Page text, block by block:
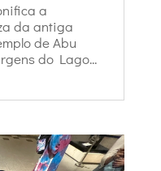
a
da antiga
de Abu
do Lago...